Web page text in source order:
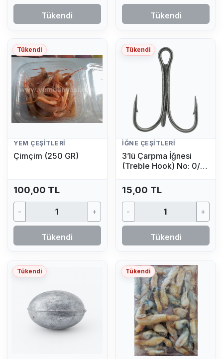
Tükendi Tükendi
Tükendi
YEM ÇEŞITLERI
Çimçim (250 GR)
100,00 TL
- +
Tükendi
Tükendi
İĞNE ÇEŞITLERI
3’lü Çarpma İğnesi
(Treble Hook) No: 0/4
15,00 TL
- +
Tükendi
Tükendi Tükendi